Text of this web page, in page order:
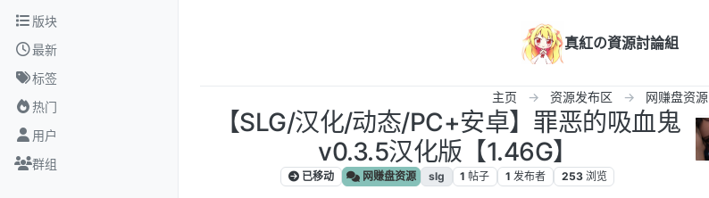
跳转至内容
版块
最新
标签
热门
用户
群组
真紅の資源討論組
主页 资源发布区 网赚盘资源
【SLG/汉化/动态/PC+安卓】罪恶的吸血鬼
v0.3.5汉化版【1.46G】
已移动 网赚盘资源 slg 1 帖子 1 发布者 253 浏览